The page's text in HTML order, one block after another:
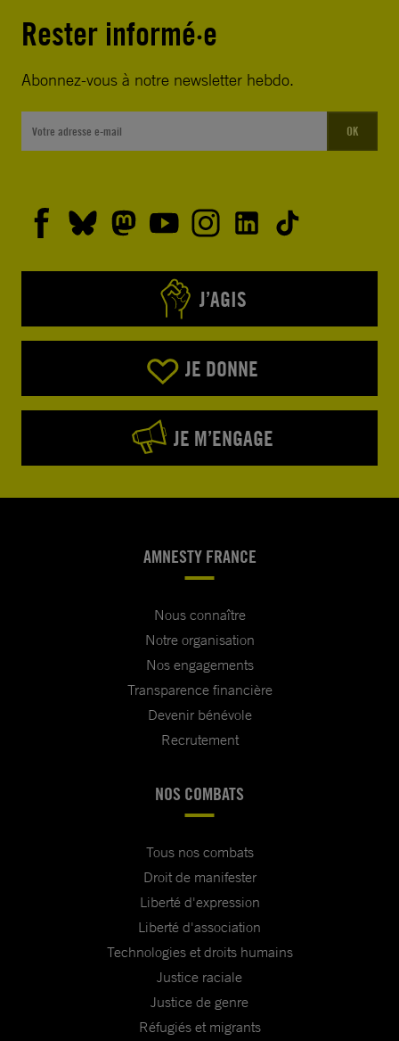
Rester informé·e
Abonnez-vous à notre newsletter hebdo.
OK
J’AGIS
JE DONNE
JE M’ENGAGE
AMNESTY FRANCE
Nous connaître
Notre organisation
Nos engagements
Transparence financière
Devenir bénévole
Recrutement
NOS COMBATS
Tous nos combats
Droit de manifester
Liberté d'expression
Liberté d'association
Technologies et droits humains
Justice raciale
Justice de genre
Réfugiés et migrants